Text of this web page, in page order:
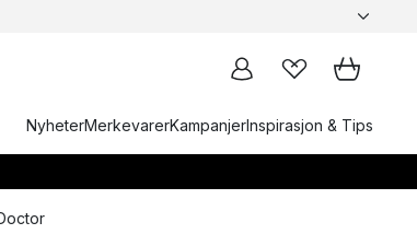
NyheterMerkevarerKampanjerInspirasjon & Tips